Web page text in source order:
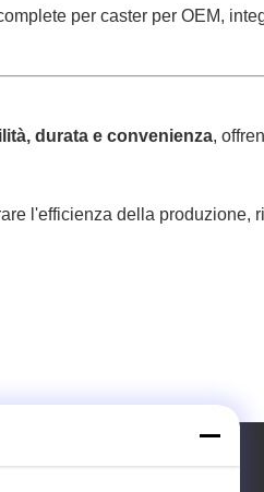
per caster per OEM,
durata e convenienza,
l'efficienza della produzione,